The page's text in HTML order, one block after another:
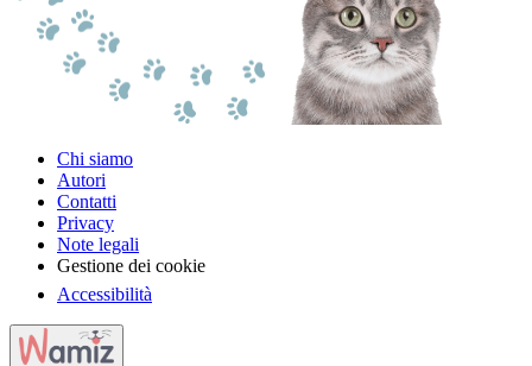
Chi siamo
Autori
Contatti
Privacy
Note legali
Gestione dei cookie
Accessibilità